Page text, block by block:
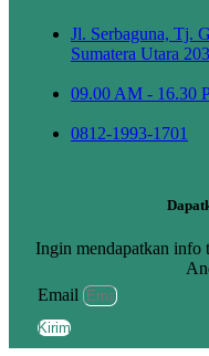
Jl. Serbaguna, Tj.
Sumatera Utara
09.00 AM - 16.30
0812-1993-1701
Ingin mendapatkan info
Email
Kirim